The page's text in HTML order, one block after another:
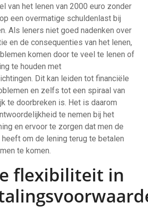
van het lenen van 2000 euro zonder
een overmatige schuldenlast bij
Als leners niet goed nadenken over
en de consequenties van het lenen,
komen door te veel te lenen of
te houden met
Dit kan leiden tot financiële
en zelfs tot een spiraal van
te doorbreken is. Het is daarom
te nemen bij het
en ervoor te zorgen dat men de
om de lening terug te betalen
te komen.
flexibiliteit in